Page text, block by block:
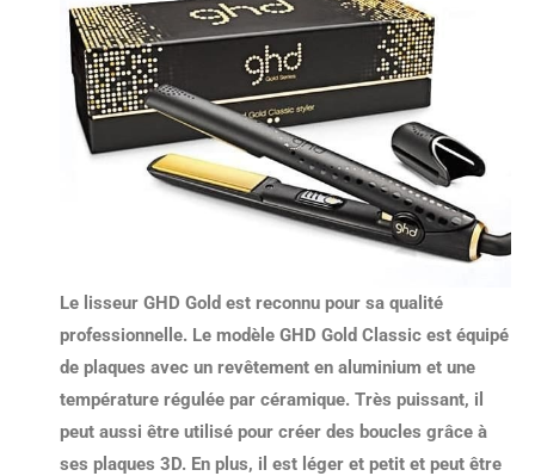
Le lisseur GHD Gold est reconnu pour sa qualité
professionnelle. Le modèle GHD Gold Classic est équipé
de plaques avec un revêtement en aluminium et une
température régulée par céramique. Très puissant, il
peut aussi être utilisé pour créer des boucles grâce à
ses plaques 3D. En plus, il est léger et petit et peut être